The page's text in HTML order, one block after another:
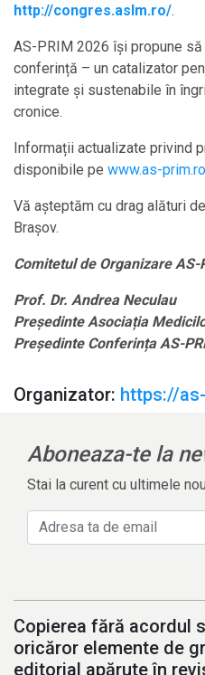
http://congres.aslm.ro/.
AS-PRIM 2026 își propune
conferință – un catalizator
integrate și sustenabile în
cronice.
Informații actualizate privind
disponibile pe www.as-prim.ro
Vă așteptăm cu drag alături
Brașov.
Comitetul de Organizare AS-
Prof. Dr. Andrea Neculau
Președinte Asociația
Președinte Conferința AS-
Organizator: https://
Aboneaza-te la
Stai la curent cu ultimele
Copierea fără acordul
oricăror elemente de
editorial apărute în